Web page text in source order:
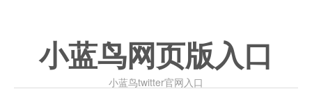
小蓝鸟网页版入口
小蓝鸟twitter官网入口